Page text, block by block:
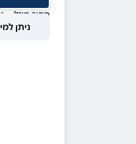
מחיר מוזל —
ניתן למימוש